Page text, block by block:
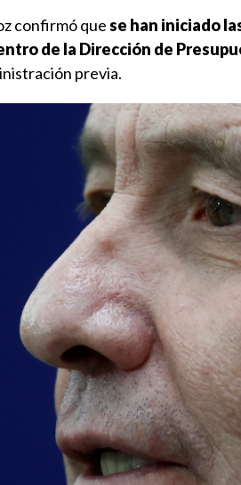
confirmó quese han iniciado
de la Dirección de
previa.